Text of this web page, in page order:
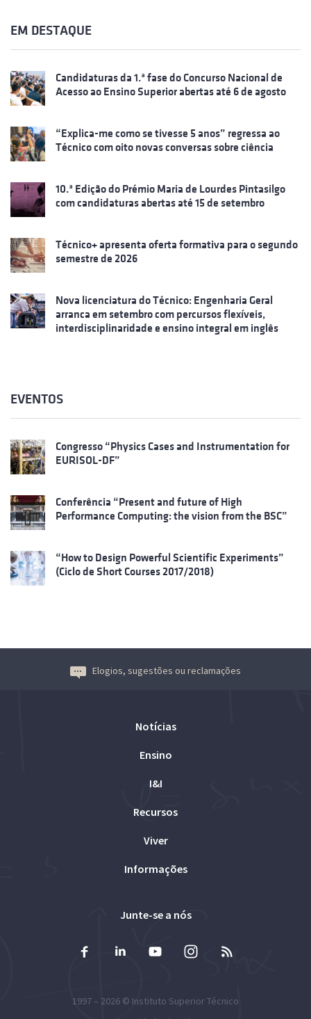
EM DESTAQUE
Candidaturas da 1.ª fase do Concurso Nacional de
Acesso ao Ensino Superior abertas até 6 de agosto
“Explica-me como se tivesse 5 anos” regressa ao
Técnico com oito novas conversas sobre ciência
10.ª Edição do Prémio Maria de Lourdes Pintasilgo
com candidaturas abertas até 15 de setembro
Técnico+ apresenta oferta formativa para o segundo
semestre de 2026
Nova licenciatura do Técnico: Engenharia Geral
arranca em setembro com percursos flexíveis,
interdisciplinaridade e ensino integral em inglês
EVENTOS
Congresso “Physics Cases and Instrumentation for
EURISOL-DF”
Conferência “Present and future of High
Performance Computing: the vision from the BSC”
“How to Design Powerful Scientific Experiments”
(Ciclo de Short Courses 2017/2018)
Elogios, sugestões ou reclamações
Notícias
Ensino
I&I
Recursos
Viver
Informações
Junte-se a nós
1997 – 2026 © Instituto Superior Técnico